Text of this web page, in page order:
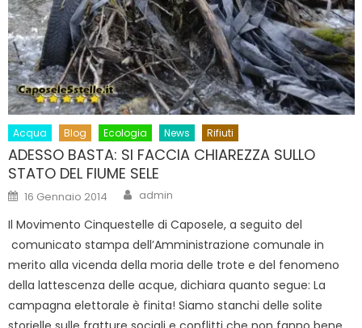
Acqua Blog Ecologia News Rifiuti
ADESSO BASTA: SI FACCIA CHIAREZZA SULLO
STATO DEL FIUME SELE
Posted
on
16 Gennaio 2014 Author
admin
Il Movimento Cinquestelle di Caposele, a seguito del
comunicato stampa dell’Amministrazione comunale in
merito alla vicenda della moria delle trote e del fenomeno
della lattescenza delle acque, dichiara quanto segue: La
campagna elettorale è finita! Siamo stanchi delle solite